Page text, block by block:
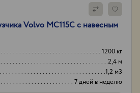
Volvo MC115C с навесным
1200 кг
2,4 м
1,2 м3
7 дней в неделю